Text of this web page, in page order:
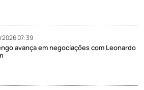
07:39
avança em negociações com Leonardo